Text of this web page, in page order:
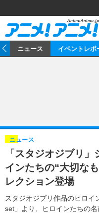
ゲーム
イベント
海外イベント
俳優・タレント
ビジネス
アニメ
書評
ゲーム
動画
アニメ
アニメ！アニメ！TV
連載・コラム
ニュース イベントレポ
「スタジオジブリ
インたちの“大切な
レクション登場
スタジオジブリ作品のヒロ
set」より、ヒロインたちの
ニュース